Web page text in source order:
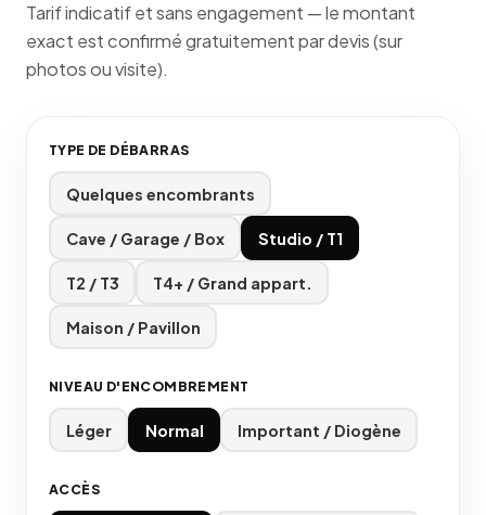
Tarif indicatif et sans engagement — le montant
exact est confirmé gratuitement par devis (sur
photos ou visite).
TYPE DE DÉBARRAS
Quelques encombrants
Cave / Garage / Box Studio / T1
T2 / T3 T4+ / Grand appart.
Maison / Pavillon
NIVEAU D'ENCOMBREMENT
Léger Normal Important / Diogène
ACCÈS